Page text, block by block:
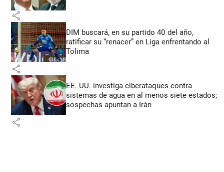
share
DIM buscará, en su partido 40 del año,
ratificar su “renacer” en Liga enfrentando al
Tolima
share
EE. UU. investiga ciberataques contra
sistemas de agua en al menos siete estados;
sospechas apuntan a Irán
share